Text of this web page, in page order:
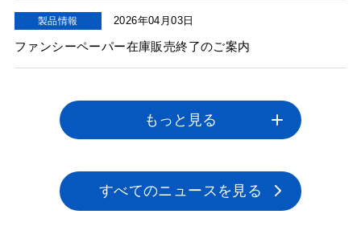
製品情報 2026年04月03日
ファンシーペーパー在庫販売終了のご案内
もっと見る
すべてのニュースを見る